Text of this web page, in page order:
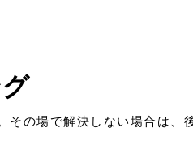
その場で解決しない場合は、